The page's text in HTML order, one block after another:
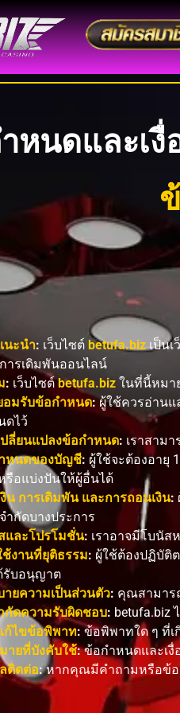
หนดและเงื่
นะนำ: เว็บไซต์ betufa.bizเป็นเ
การเดิมพันออนไลน์
: เว็บไซต์betufa.biz ในที่นี้หมา
อมรับข้อกำหนด:ผู้ใช้ควรอ่านแ
ดไว้
ปลี่ยนแปลงข้อกำหนด: เราสาม
หนดของบัญชี: ผู้ใช้จะต้องอายุ
รือแบ่งปันให้ผู้อื่นได้
งิน การเดิมพัน และการถอนเงิน:
ำกัดบางประการ
และโปรโมชั่น: เราอาจมีโบนัส
ช้งานที่ยุติธรรม: ผู้ใช้ต้องปฏิบัติ
รับอนุญาต
ายความเป็นส่วนตัว: คุณสามาร
กัดความรับผิดชอบ: betufa.biz
ก้ไขข้อพิพาท:ข้อพิพาทใด ๆ ที่เ
ายที่บังคับใช้:ข้อกำหนดและเ
ติดต่อ:หากคุณมีคำถามหรือข้อกั